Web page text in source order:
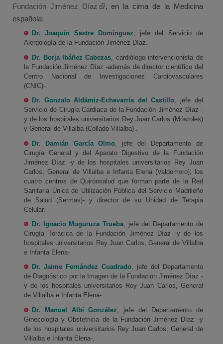
Fundación Jiménez Díaz
, en la cima de la Medicina
española:
Dr. Joaquín Sastre Domínguez, jefe del Servicio de
Alergología de la Fundación Jiménez Díaz.
Dr. Borja Ibáñez Cabezas , cardiólogo intervencionista de
la Fundación Jiménez Díaz -además de director científico del
Centro Nacional de Investigaciones Cardiovasculares
(CNIC)-.
Dr. Gonzalo Aldámiz-Echevarría del Castillo, jefe del
Servicio de Cirugía Cardiaca de la Fundación Jiménez Díaz -
y de los hospitales universitarios Rey Juan Carlos (Móstoles)
y General de Villalba (Collado Villalba)-.
Dr. Damián García Olmo , jefe del Departamento de
Cirugía General y del Aparato Digestivo de la Fundación
Jiménez Díaz -y de los hospitales universitarios Rey Juan
Carlos, General de Villalba e Infanta Elena (Valdemoro); los
cuatro centros de Quirónsalud que forman parte de la Red
Sanitaria Única de Utilización Pública del Servicio Madrileño
de Salud (Sermas)- y director de su Unidad de Terapia
Celular.
Dr. Ignacio Muguruza Trueba, jefe del Departamento de
Cirugía Torácica de la Fundación Jiménez Díaz -y de los
hospitales universitarios Rey Juan Carlos, General de Villalba
e Infanta Elena-.
Dr. Jaime Fernández Cuadrado, jefe del Departamento
de Diagnóstico por la Imagen de la Fundación Jiménez Díaz -
y de los hospitales universitarios Rey Juan Carlos, General
de Villalba e Infanta Elena-.
Dr. Manuel Albi González , jefe del Departamento de
Ginecología y Obstetricia de la Fundación Jiménez Díaz -y
de los hospitales universitarios Rey Juan Carlos, General de
Villalba e Infanta Elena-.